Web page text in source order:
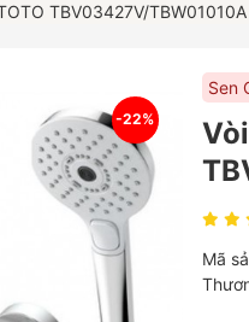
TBV03427V/TBW01010A
-22%
Sen
Mã